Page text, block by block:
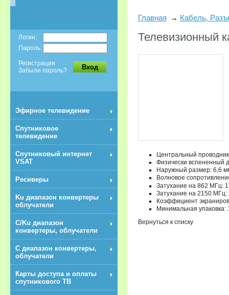
Главная Кабель,
Телевизионный
Центральный
Физически вспененный
Наружный размер: 6,6
Волновое
Затухание на 862 МГц:
Затухание на 2150
Коэффициент
Минимальная упаковка:
Вернуться к списку
Логин:
Пароль:
Регистрация
Забыли пароль?
Вход
Эфирное телевидение
Спутниковое
телевидение
Спутниковый интернет
VSAT
Ресиверы
Ku диапазон конвертеры
облучатели
C/Ku диапазон
конвертеры, облучатели
С диапазон конвертеры,
облучатели
Карты доступа и оплаты
спутникового ТВ